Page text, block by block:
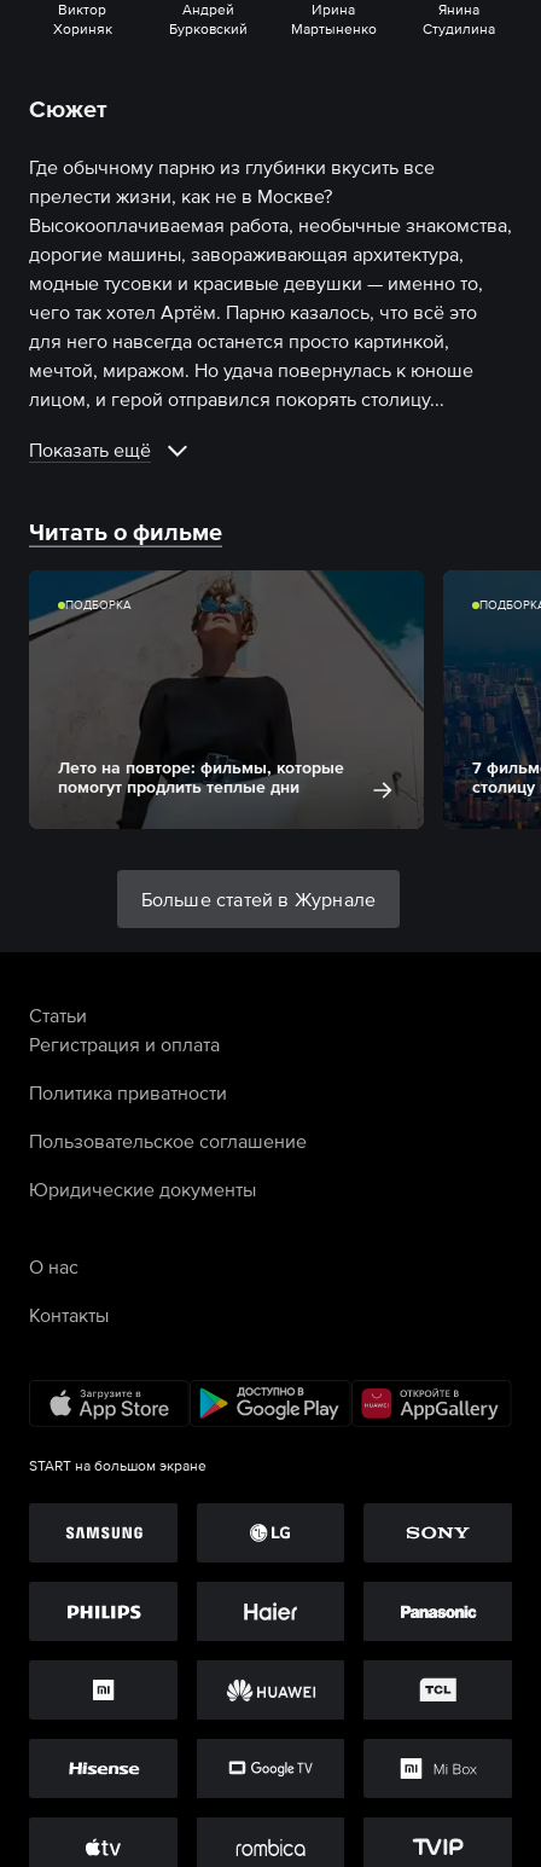
Виктор
Хориняк
Андрей
Бурковский
Ирина
Мартыненко
Янина
Студилина
Сюжет
Где обычному парню из глубинки вкусить все
прелести жизни, как не в Москве?
Высокооплачиваемая работа, необычные знакомства,
дорогие машины, завораживающая архитектура,
модные тусовки и красивые девушки — именно то,
чего так хотел Артём. Парню казалось, что всё это
для него навсегда останется просто картинкой,
мечтой, миражом. Но удача повернулась к юноше
лицом, и герой отправился покорять столицу...
Показать ещё
Читать о фильме
ПОДБОРКА
Лето на повторе: фильмы, которые
помогут продлить теплые дни
7
Больше статей в Журнале
Статьи
Регистрация и оплата
Политика приватности
Пользовательское соглашение
Юридические документы
О нас
Контакты
START на большом экране